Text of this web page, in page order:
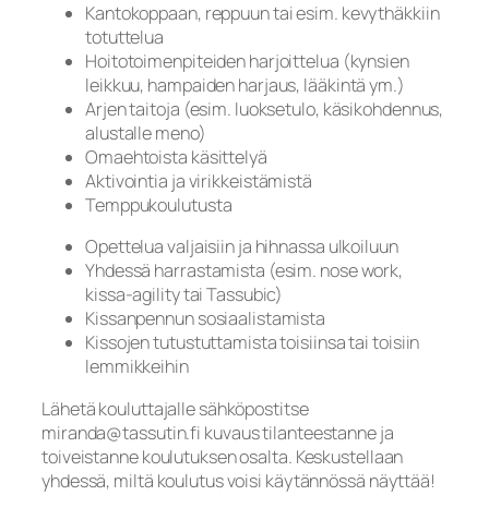
Kantokoppaan, reppuun tai esim. kevythäkkiin
totuttelua
Hoitotoimenpiteiden harjoittelua (kynsien
leikkuu, hampaiden harjaus, lääkintä ym.)
Arjen taitoja (esim. luoksetulo, käsikohdennus,
alustalle meno)
Omaehtoista käsittelyä
Aktivointia ja virikkeistämistä
Temppukoulutusta
Opettelua valjaisiin ja hihnassa ulkoiluun
Yhdessä harrastamista (esim. nose work,
kissa-agility tai Tassubic)
Kissanpennun sosiaalistamista
Kissojen tutustuttamista toisiinsa tai toisiin
lemmikkeihin
Lähetä kouluttajalle sähköpostitse
miranda@tassutin.fi kuvaus tilanteestanne ja
toiveistanne koulutuksen osalta. Keskustellaan
yhdessä, miltä koulutus voisi käytännössä näyttää!